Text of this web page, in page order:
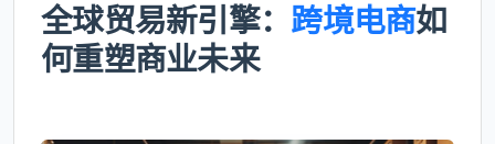
全球贸易新引擎： 跨境电商如
何重塑商业未来